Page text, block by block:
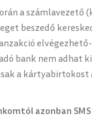
a számlavezető
beszedő
bank nem adhat
a kártyabirtokost
azonban